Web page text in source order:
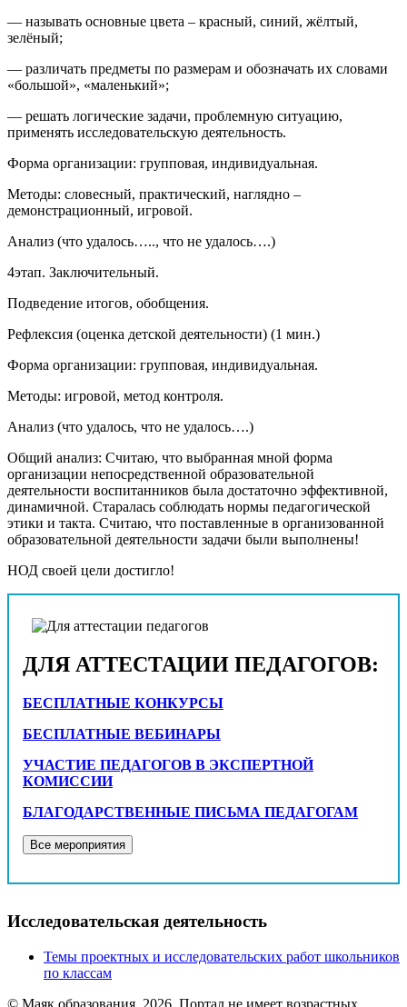
— называть основные цвета – красный, синий, жёлтый,
зелёный;
— различать предметы по размерам и обозначать их словами
«большой», «маленький»;
— решать логические задачи, проблемную ситуацию,
применять исследовательскую деятельность.
Форма организации: групповая, индивидуальная.
Методы: словесный, практический, наглядно –
демонстрационный, игровой.
Анализ (что удалось….., что не удалось….)
4этап. Заключительный.
Подведение итогов, обобщения.
Рефлексия (оценка детской деятельности) (1 мин.)
Форма организации: групповая, индивидуальная.
Методы: игровой, метод контроля.
Анализ (что удалось, что не удалось….)
Общий анализ: Считаю, что выбранная мной форма
организации непосредственной образовательной
деятельности воспитанников была достаточно эффективной,
динамичной. Старалась соблюдать нормы педагогической
этики и такта. Считаю, что поставленные в организованной
образовательной деятельности задачи были выполнены!
НОД своей цели достигло!
ДЛЯ АТТЕСТАЦИИ ПЕДАГОГОВ:
БЕСПЛАТНЫЕ КОНКУРСЫ
БЕСПЛАТНЫЕ ВЕБИНАРЫ
УЧАСТИЕ ПЕДАГОГОВ В ЭКСПЕРТНОЙ
КОМИССИИ
БЛАГОДАРСТВЕННЫЕ ПИСЬМА ПЕДАГОГАМ
Исследовательская деятельность
Темы проектных и исследовательских работ школьников
по классам
© Маяк образования, 2026. Портал не имеет возрастных